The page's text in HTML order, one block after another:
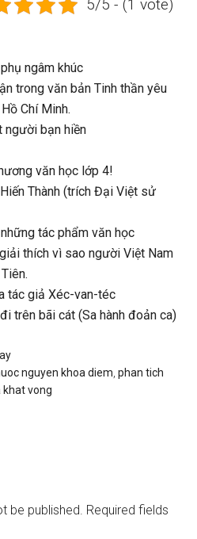
5/5 - (1 vote)
ngâm khúc
trong văn bản Tinh thần yêu
Chí Minh.
người bạn hiền
văn học lớp 4!
Thành (trích Đại Việt sử
tác phẩm văn học
thích vì sao người Việt Nam
tác giả Xéc-van-téc
trên bãi cát (Sa hành đoản ca)
nguyen khoa diem ,phan tich
khat vong
be published. Required fields